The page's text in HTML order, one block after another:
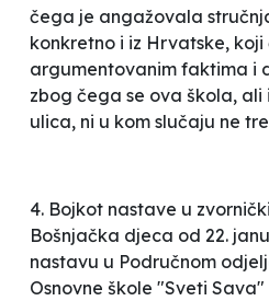
čega je angažovala
konkretno i iz Hrvatske, koji
argumentovanim faktima i
zbog čega se ova škola,
ulica, ni u kom slučaju ne
4. Bojkot nastave u
Bošnjačka djeca od 22.
nastavu u Područnom
Osnovne škole "Sveti